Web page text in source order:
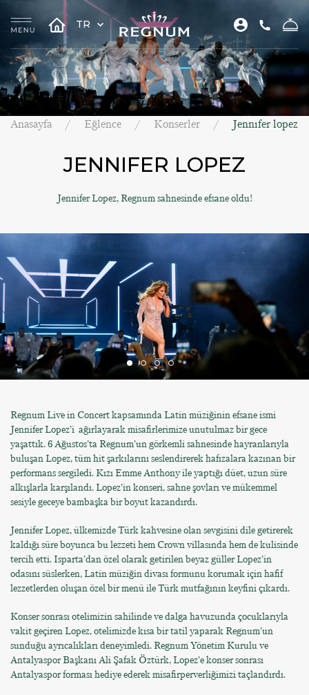
TR
Anasayfa Eğlence Konserler Jennıfer lopez
JENNIFER LOPEZ
Jennifer Lopez, Regnum sahnesinde efsane oldu!
Regnum Live in Concert kapsamında Latin müziğinin efsane ismi
Jennifer Lopez’i ağırlayarak misafirlerimize unutulmaz bir gece
yaşattık. 6 Ağustos’ta Regnum’un görkemli sahnesinde hayranlarıyla
buluşan Lopez, tüm hit şarkılarını seslendirerek hafızalara kazınan bir
performans sergiledi. Kızı Emme Anthony ile yaptığı düet, uzun süre
alkışlarla karşılandı. Lopez’in konseri, sahne şovları ve mükemmel
sesiyle geceye bambaşka bir boyut kazandırdı.
Jennifer Lopez, ülkemizde Türk kahvesine olan sevgisini dile getirerek
kaldığı süre boyunca bu lezzeti hem Crown villasında hem de kulisinde
tercih etti. Isparta’dan özel olarak getirilen beyaz güller Lopez’in
odasını süslerken, Latin müziğin divası formunu korumak için hafif
lezzetlerden oluşan özel bir menü ile Türk mutfağının keyfini çıkardı.
Konser sonrası otelimizin sahilinde ve dalga havuzunda çocuklarıyla
vakit geçiren Lopez, otelimizde kısa bir tatil yaparak Regnum’un
sunduğu ayrıcalıkları deneyimledi. Regnum Yönetim Kurulu ve
Antalyaspor Başkanı Ali Şafak Öztürk, Lopez’e konser sonrası
Antalyaspor forması hediye ederek misafirperverliğimizi taçlandırdı.